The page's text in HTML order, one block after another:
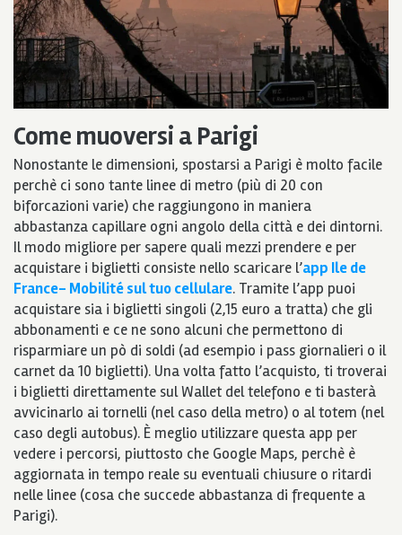
Come muoversi a Parigi
Nonostante le dimensioni, spostarsi a Parigi è molto facile
perchè ci sono tante linee di metro (più di 20 con
biforcazioni varie) che raggiungono in maniera
abbastanza capillare ogni angolo della città e dei dintorni.
Il modo migliore per sapere quali mezzi prendere e per
acquistare i biglietti consiste nello scaricare l’app Ile de
France- Mobilité sul tuo cellulare. Tramite l’app puoi
acquistare sia i biglietti singoli (2,15 euro a tratta) che gli
abbonamenti e ce ne sono alcuni che permettono di
risparmiare un pò di soldi (ad esempio i pass giornalieri o il
carnet da 10 biglietti). Una volta fatto l’acquisto, ti troverai
i biglietti direttamente sul Wallet del telefono e ti basterà
avvicinarlo ai tornelli (nel caso della metro) o al totem (nel
caso degli autobus). È meglio utilizzare questa app per
vedere i percorsi, piuttosto che Google Maps, perchè è
aggiornata in tempo reale su eventuali chiusure o ritardi
nelle linee (cosa che succede abbastanza di frequente a
Parigi).